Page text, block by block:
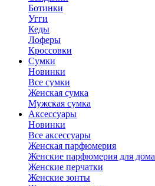
Ботинки
Угги
Кеды
Лоферы
Кроссовки
Сумки
Новинки
Все сумки
Женская сумка
Мужская сумка
Аксессуары
Новинки
Все аксессуары
Женская парфюмерия
Женские парфюмерия для дома
Женские перчатки
Женские зонты